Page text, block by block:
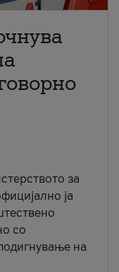
за
ја
со
на